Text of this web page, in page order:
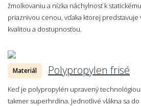
žmolkovaniu a nízka náchylnosť k
priaznivou cenou, vďaka ktorej
kvalitou a dostupnosťou.
Materiál Polypropylen frisé
Keď je polypropylén upravený
takmer superhrdina. Jednotlivé vlákna sa